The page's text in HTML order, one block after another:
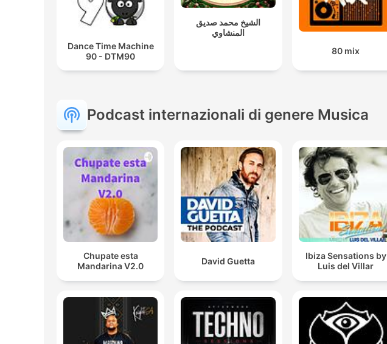
Dance Time Machine
90 - DTM90
الشيخ محمد صديق
المنشاوي
80 mix
Podcast internazionali di genere Musica
Chupate esta
Mandarina V2.0
David Guetta
Ibiza Sensations by
Luis del Villar